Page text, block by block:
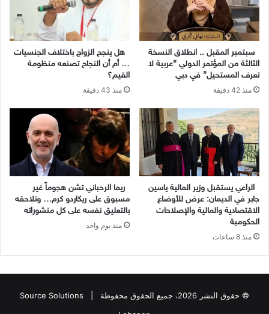
سبتمبر المقبل .. انطلاق النسخة
الثالثة من المؤتمر الدولي “عربية لا
تعرف المستحيل” في دبي
منذ 42 دقيقة
هل ينجح الزواج باختلاف الجنسيات
… أم أن النجاح تصنعه منظومة
القيم؟
منذ 43 دقيقة
الراعي يستقبل وزير المالية ياسين
جابر في الديمان: عرض للأوضاع
الاقتصادية والمالية والإصلاحات
الحكومية
منذ 8 ساعات
ريما الرحباني تشن هجوماً غير
مسبوق على ريكاردو كرم… وتلاحقه
بالتعليق نفسه على كل منشوراته
منذ يوم واحد
© حقوق النشر 2026، جميع الحقوق محفوظة |
Source Solutions